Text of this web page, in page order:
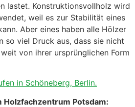
lastet. Konstruktionsvollholz wird
weil es zur Stabilität eines
Aber eines haben alle Hölzer
so viel Druck aus, dass sie nicht
von ihrer ursprünglichen Form
in Schöneberg, Berlin.
Holzfachzentrum Potsdam: